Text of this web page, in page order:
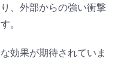
、外部からの強い衝撃
。
効果が期待されていま